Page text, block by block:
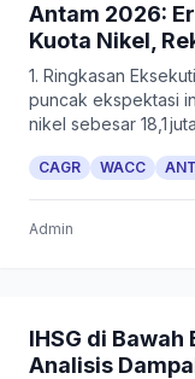
Antam 2026:
Kuota Nikel,
1. Ringkasan
puncak ekspektasi
nikel sebesar 18,1
CAGR WACC
Admin
IHSG di
Analisis